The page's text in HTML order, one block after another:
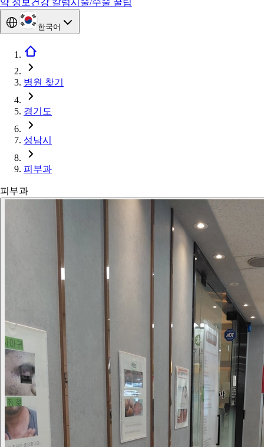
약 정보 건강 칼럼시술/수술 꿀팁
한국어
병원 찾기
경기도
성남시
피부과
피부과